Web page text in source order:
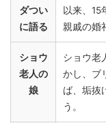
ダつい
に語る
以来、15
親戚の婚
ショウ
老人の
娘
ショウ老
かし、ブ
ば、垢抜
う。